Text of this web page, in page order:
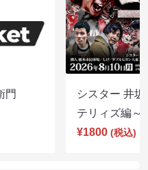
門
シスター 井
テリィズ編
¥1800 (税込)